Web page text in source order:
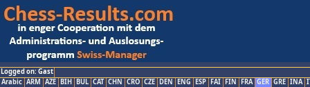
Logged on: Gast
Arabic ARM AZE BIH BUL CAT CHN CRO CZE DEN ENG ESP FAI FIN FRA GER GRE INA